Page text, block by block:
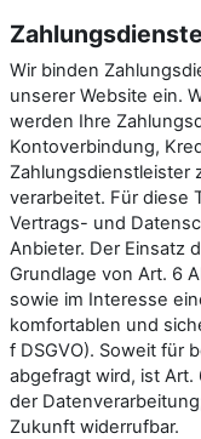
Zahlungsdienste
Wir binden
unserer Website ein.
werden Ihre
Kontoverbindung,
Zahlungsdienstleister
verarbeitet. Für diese
Vertrags- und
Anbieter. Der Einsatz
Grundlage von Art. 6
sowie im Interesse
komfortablen und
f DSGVO). Soweit für
abgefragt wird, ist Art.
der
Zukunft widerrufbar.